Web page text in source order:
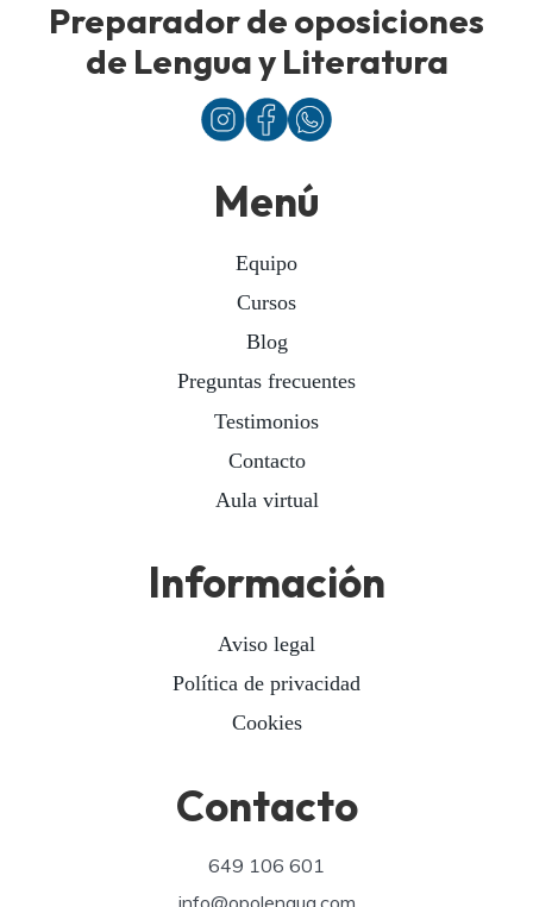
Preparador de oposiciones
de Lengua y Literatura
Menú
Equipo
Cursos
Blog
Preguntas frecuentes
Testimonios
Contacto
Aula virtual
Información
Aviso legal
Política de privacidad
Cookies
Contacto
649 106 601